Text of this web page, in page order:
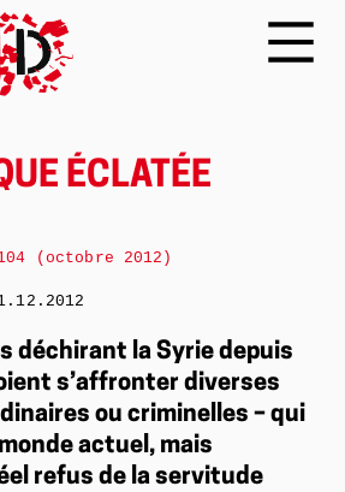
ÉCLATÉE
déchirant la Syrie depuis
s’affronter diverses
ou criminelles – qui
actuel, mais
refus de la servitude
(octobre 2012)